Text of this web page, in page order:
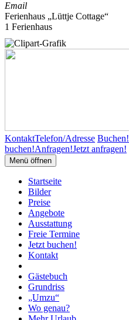
Email
Ferienhaus „Lüttje Cottage“
1 Ferienhaus
KontaktTelefon/Adresse Buchen!
buchen!Anfragen!Jetzt anfragen!
Menü öffnen
Startseite
Bilder
Preise
Angebote
Ausstattung
Freie Termine
Jetzt buchen!
Kontakt
Gästebuch
Grundriss
„Umzu“
Wo genau?